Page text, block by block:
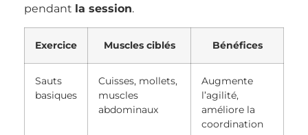
pendant la session.
Exercice Muscles ciblés Bénéfices
Sauts
basiques
Cuisses, mollets,
muscles
abdominaux
Augmente
l’agilité,
améliore la
coordination